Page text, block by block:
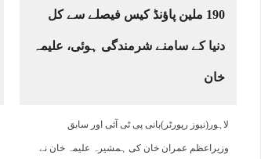
190 ملین پاﺅنڈ کیس فیصلے سے کل
دنیا کے سامنے شرمندگی ہوئی، علیمہ
خان
لاہور(نیوز رپورٹر)بانی پی ٹی آئی اور سابق
وزیراعظم عمران خان کی ہمشیرہ علیمہ خان نے